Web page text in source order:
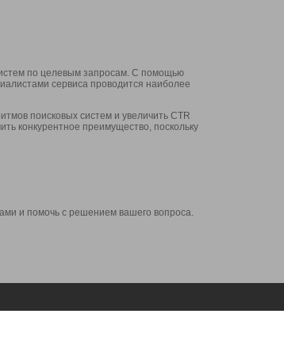
по целевым запросам. С помощью
сервиса проводится наиболее
поисковых систем и увеличить CTR
конкурентное преимущество, поскольку
и помочь с решением вашего вопроса.